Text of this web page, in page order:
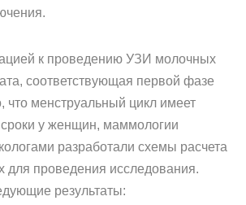
к проведению УЗИ молочных
соответствующая первой фазе
что менструальный цикл имеет
у женщин, маммологии
разработали схемы расчета
для проведения исследования.
результаты: